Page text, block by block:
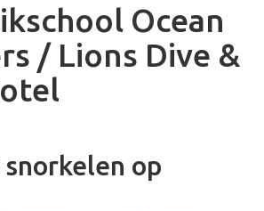
Ocean
/ Lions Dive &
op